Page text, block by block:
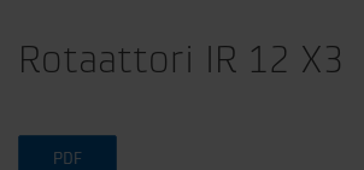
Rotaattori IR 12 X3
PDF